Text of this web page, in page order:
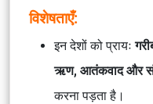
विशेषताएँ:
इन देशों को प्रायः
ऋण, आतंकवाद और
करना पड़ता है।